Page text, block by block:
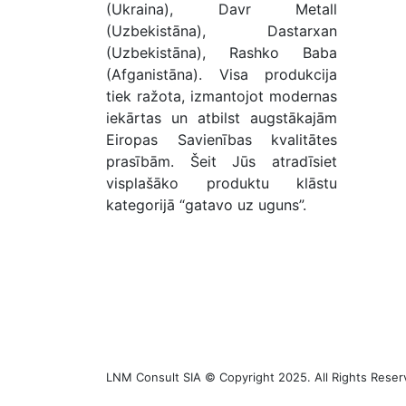
(Ukraina), Davr Metall
(Uzbekistāna), Dastarxan
(Uzbekistāna), Rashko Baba
(Afganistāna). Visa produkcija
tiek ražota, izmantojot modernas
iekārtas un atbilst augstākajām
Eiropas Savienības kvalitātes
prasībām. Šeit Jūs atradīsiet
visplašāko produktu klāstu
kategorijā “gatavo uz uguns”.
LNM Consult SIA © Copyright 2025. All Rights